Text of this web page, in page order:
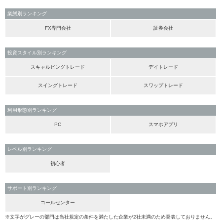
業態別ランキング
FX専門会社 証券会社
投資スタイル別ランキング
スキャルピングトレード デイトレード
スイングトレード スワップトレード
利用形態別ランキング
PC スマホアプリ
レベル別ランキング
初心者
サポート別ランキング
コールセンター
※文字がグレーの部門は当社規定の条件を満たした企業が2社未満のため発表しておりません。